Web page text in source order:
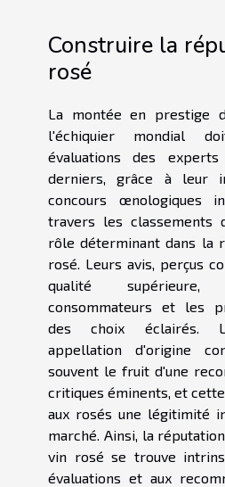
Construire la
rosé
La montée en prestige
l'échiquier mondial
évaluations des experts
derniers, grâce à leur
concours œnologiques
travers les classements
rôle déterminant dans la
rosé. Leurs avis, perçus
qualité
consommateurs et les
des choix éclairés.
appellation d'origine
souvent le fruit d'une
critiques éminents, et
aux rosés une légitimité
marché. Ainsi, la
vin rosé se trouve
évaluations et aux